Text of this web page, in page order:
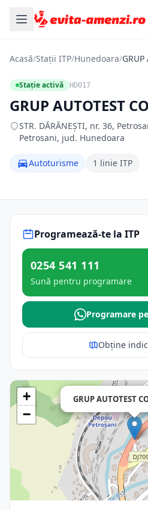
Acasă/Stații ITP/Hunedoara/GRUP
Stație activă HD017
GRUP AUTOTEST
STR. DĂRĂNEŞTI, nr. 36,
Petrosani, jud. Hunedoara
Autoturisme 1 linie ITP
Programează-te la ITP
0254 541 111
Sună pentru programare
Programare
Obține
GRUP AUTOTEST
+
−